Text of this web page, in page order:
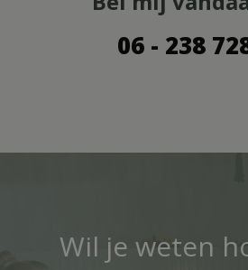
06 - 238
Wil je weten